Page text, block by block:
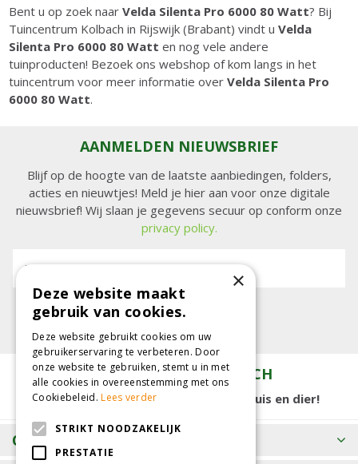
Bent u op zoek naarVelda Silenta Pro 6000 80 Watt? Bij
Tuincentrum Kolbach in Rijswijk (Brabant) vindt uVelda
Silenta Pro 6000 80 Watt en nog vele andere
tuinproducten! Bezoek ons webshop of kom langs in het
tuincentrum voor meer informatie overVelda Silenta Pro
6000 80 Watt.
AANMELDEN NIEUWSBRIEF
Blijf op de hoogte van de laatste aanbiedingen, folders,
acties en nieuwtjes! Meld je hier aan voor onze digitale
nieuwsbrief! Wij slaan je gegevens secuur op conform onze
privacy policy.
E-mailadres:
TUINCENTRUM KOLBACH
15.000 m2 winkelplezier voor tuin, huis en dier!
OPENINGSTIJDEN
×
Deze website maakt
gebruik van cookies.
Deze website gebruikt cookies om uw
gebruikerservaring te verbeteren. Door
onze website te gebruiken, stemt u in met
alle cookies in overeenstemming met ons
Cookiebeleid.Lees verder
STRIKT NOODZAKELIJK
PRESTATIE